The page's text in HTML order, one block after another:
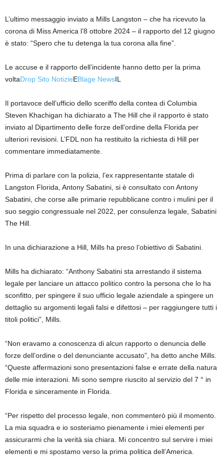
L’ultimo messaggio inviato a Mills Langston – che ha ricevuto la
corona di Miss America l’8 ottobre 2024 – il rapporto del 12 giugno
è stato: “Spero che tu detenga la tua corona alla fine”.
Le accuse e il rapporto dell’incidente hanno detto per la prima
voltaDrop Sito NotizieEBlage NewsIL
Il portavoce dell’ufficio dello sceriffo della contea di Columbia
Steven Khachigan ha dichiarato a The Hill che il rapporto è stato
inviato al Dipartimento delle forze dell’ordine della Florida per
ulteriori revisioni. L’FDL non ha restituito la richiesta di Hill per
commentare immediatamente.
Prima di parlare con la polizia, l’ex rappresentante statale di
Langston Florida, Antony Sabatini, si è consultato con Antony
Sabatini, che corse alle primarie repubblicane contro i mulini per il
suo seggio congressuale nel 2022, per consulenza legale, Sabatini
The Hill.
In una dichiarazione a Hill, Mills ha preso l’obiettivo di Sabatini.
Mills ha dichiarato: “Anthony Sabatini sta arrestando il sistema
legale per lanciare un attacco politico contro la persona che lo ha
sconfitto, per spingere il suo ufficio legale aziendale a spingere un
dettaglio su argomenti legali falsi e difettosi – per raggiungere tutti i
titoli politici”, Mills.
“Non eravamo a conoscenza di alcun rapporto o denuncia delle
forze dell’ordine o del denunciante accusato”, ha detto anche Mills.
“Queste affermazioni sono presentazioni false e errate della natura
delle mie interazioni. Mi sono sempre riuscito al servizio del 7 ° in
Florida e sinceramente in Florida.
“Per rispetto del processo legale, non commenterò più il momento.
La mia squadra e io sosteriamo pienamente i miei elementi per
assicurarmi che la verità sia chiara. Mi concentro sul servire i miei
elementi e mi spostamo verso la prima politica dell’America.